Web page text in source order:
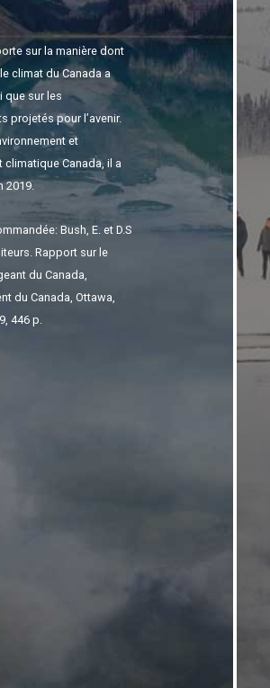
sur la manière dont
climat du Canada a
que sur les
projetés pour l’avenir.
et
climatique Canada, il a
2019.
Bush, E. et D.S
Rapport sur le
du Canada,
du Canada, Ottawa,
446 p.